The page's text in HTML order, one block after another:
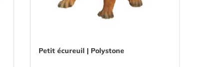
Petit écureuil | Polystone